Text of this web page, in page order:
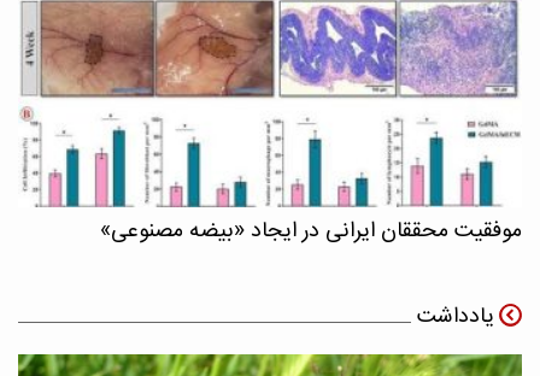
موفقیت محققان ایرانی در ایجاد «بیضه مصنوعی»
یادداشت